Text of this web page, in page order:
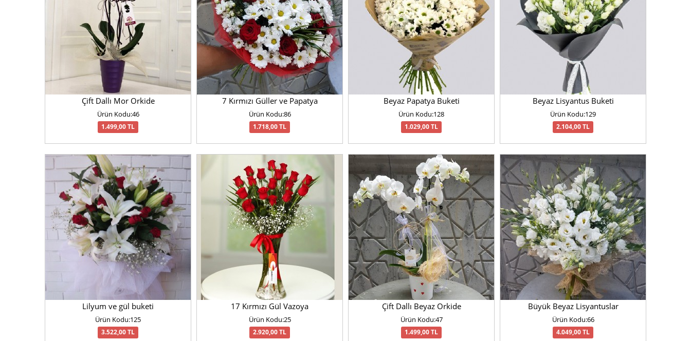
Çift Dallı Mor Orkide
Ürün Kodu:46
1.499,00 TL
7 Kırmızı Güller ve Papatya
Ürün Kodu:86
1.718,00 TL
Beyaz Papatya Buketi
Ürün Kodu:128
1.029,00 TL
Beyaz Lisyantus Buketi
Ürün Kodu:129
2.104,00 TL
Lilyum ve gül buketi
Ürün Kodu:125
3.522,00 TL
17 Kırmızı Gül Vazoya
Ürün Kodu:25
2.920,00 TL
Çift Dallı Beyaz Orkide
Ürün Kodu:47
1.499,00 TL
Büyük Beyaz Lisyantuslar
Ürün Kodu:66
4.049,00 TL